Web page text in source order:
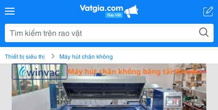
Thiết bị siêu thị Máy hút chân không